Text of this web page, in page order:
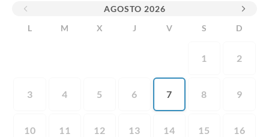
AGOSTO 2026
L
M X J V S D
1 2
3 4 5 6 7 8 9
10 11 12 13 14 15 16